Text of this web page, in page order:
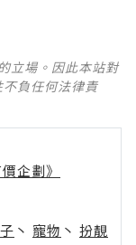
立場。因此本站對
負任何法律責
企劃》
丶 寵物 丶 扮靚